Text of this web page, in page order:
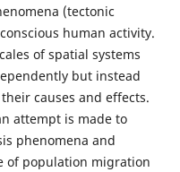
(tectonic
human activity.
of spatial systems
but instead
causes and effects.
attempt is made to
phenomena and
of population migration